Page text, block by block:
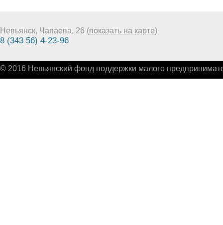
Невьянск, Чапаева, 26 (показать на карте)
8 (343 56) 4-23-96
© 2016 Невьянский фонд поддержки малого